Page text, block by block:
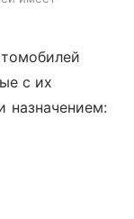
с их
назначением: